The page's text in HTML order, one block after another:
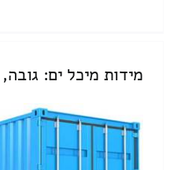
מידות מיכל ים: